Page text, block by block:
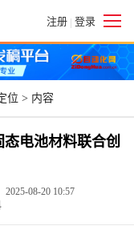
注册 | 登录
位 > 内容
电池材料联合创
08-20 10:57